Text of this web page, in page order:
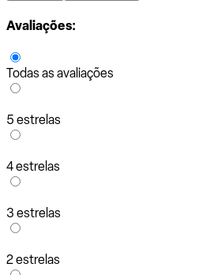
Avaliações:
Todas as avaliações
5 estrelas
4 estrelas
3 estrelas
2 estrelas